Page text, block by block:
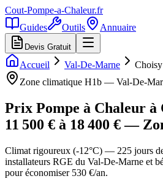
Cout-Pompe-a-Chaleur.fr
Guides
Outils Annuaire
Devis Gratuit
Accueil Val-De-Marne
Zone climatique H1b — Val-De-
Prix Pompe à Chaleur à
11 500 € à 18 400 € —
Climat rigoureux (-12°C) — 225 jours
installateurs RGE du Val-De-Marne et
pour économiser 530 €/an.